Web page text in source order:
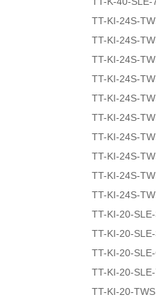
TT-KI-24S-
TT-KI-24S-
TT-KI-24S-
TT-KI-24S-
TT-KI-24S-
TT-KI-24S-
TT-KI-24S-
TT-KI-24S-
TT-KI-24S-
TT-KI-24S-
TT-KI-20-
TT-KI-20-
TT-KI-20-
TT-KI-20-
TT-KI-20-